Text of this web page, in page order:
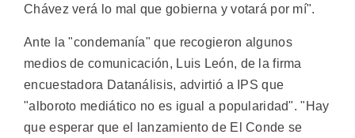
Chávez verá lo mal que gobierna y votará por mí".
Ante la "condemanía" que recogieron algunos
medios de comunicación, Luis León, de la firma
encuestadora Datanálisis, advirtió a IPS que
"alboroto mediático no es igual a popularidad". "Hay
que esperar que el lanzamiento de El Conde se